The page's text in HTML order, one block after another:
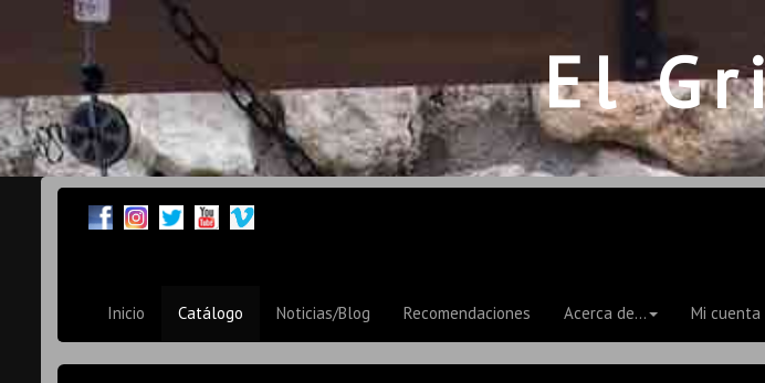
El
Inicio Catálogo Noticias/Blog Recomendaciones Acerca de... Mi cuenta